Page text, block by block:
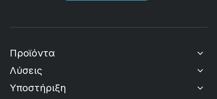
Προϊόντα
Λύσεις
Υποστήριξη